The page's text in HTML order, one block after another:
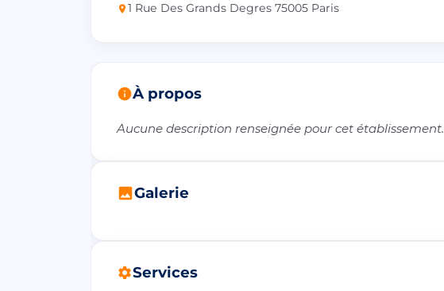
1 Rue Des Grands Degres 75005 Paris
À propos
Aucune description renseignée pour cet établissement.
Galerie
Services